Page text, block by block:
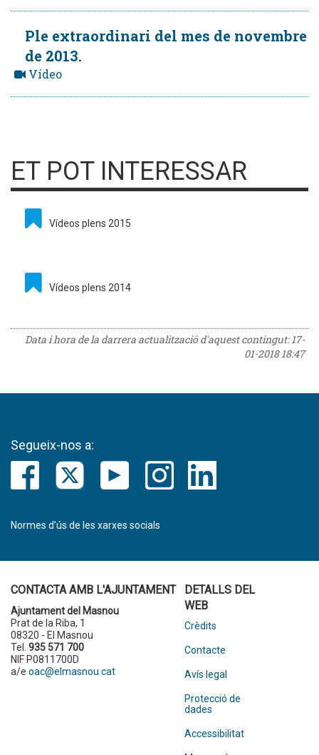
Ple extraordinari del mes de novembre
de 2013.
Vídeo
ET POT INTERESSAR
Vídeos plens 2015
Vídeos plens 2014
Data i hora de la darrera actualització d'aquest contingut:17-
01-2018 18:47
Segueix-nos a:
Normes d’ús de les xarxes socials
CONTACTA AMB L'AJUNTAMENT
Ajuntament del Masnou
Prat de la Riba, 1
08320 - El Masnou
Tel. 935 571 700
NIF P0811700D
a/e oac@elmasnou.cat
DETALLS DEL
WEB
Crèdits
Contacte
Avís legal
Protecció de
dades
Accessibilitat